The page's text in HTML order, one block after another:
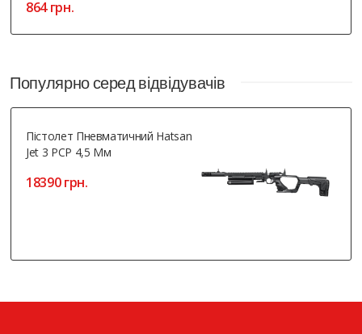
864 грн.
Популярно серед відвідувачів
Пістолет Пневматичний Hatsan
Jet 3 PCP 4,5 Мм
18390 грн.